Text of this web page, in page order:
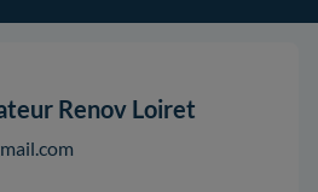
Renov Loiret